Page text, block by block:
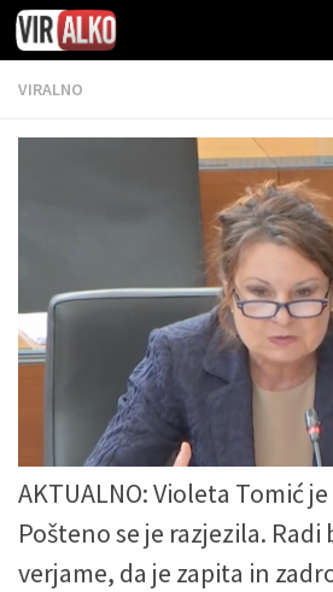
VIRALNO
AKTUALNO: Violeta Tomić
Pošteno se je razjezila.
verjame, da je zapita in